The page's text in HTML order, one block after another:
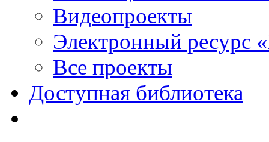
Видеопроекты
Электронный ресурс
Все проекты
Доступная библиотека